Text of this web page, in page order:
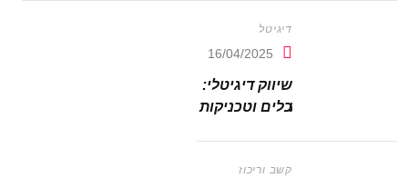
דיגיטל
16/04/2025
שיווק דיגיטלי:
כלים וטכניקות
קשב וריכוז